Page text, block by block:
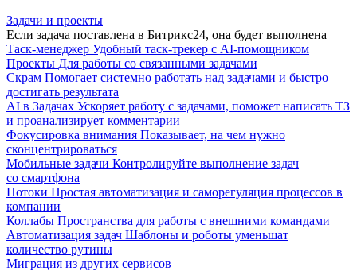
Задачи и проекты
Если задача поставлена в Битрикс24, она будет выполнена
Таск-менеджер Удобный таск-трекер с AI-помощником
Проекты Для работы со связанными задачами
Скрам Помогает системно работать над задачами и быстро
достигать результата
AI в Задачах Ускоряет работу с задачами, поможет написать ТЗ
и проанализирует комментарии
Фокусировка внимания Показывает, на чем нужно
сконцентрироваться
Мобильные задачи Контролируйте выполнение задач
со смартфона
Потоки Простая автоматизация и саморегуляция процессов в
компании
Коллабы Пространства для работы с внешними командами
Автоматизация задач Шаблоны и роботы уменьшат
количество рутины
Миграция из других сервисов